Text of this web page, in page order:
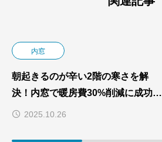
内窓
朝起きるのが辛い2階の寒さを解
決！内窓で暖房費30%削減に成功し
た3室同時施工事例
2025.10.26